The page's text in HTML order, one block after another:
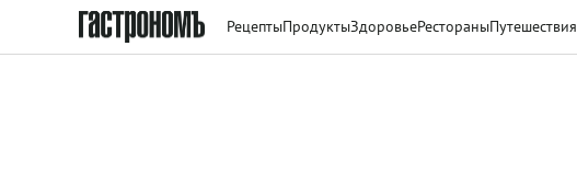
РецептыПродуктыЗдоровьеРестораныПутешествия